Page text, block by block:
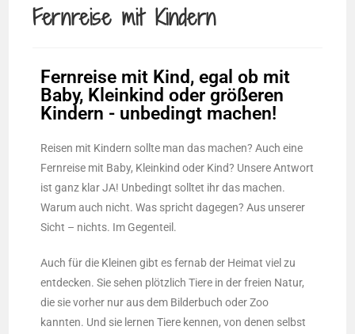
Fernreise mit Kindern
Fernreise mit Kind, egal ob mit
Baby, Kleinkind oder größeren
Kindern - unbedingt machen!
Reisen mit Kindern sollte man das machen? Auch eine
Fernreise mit Baby, Kleinkind oder Kind? Unsere Antwort
ist ganz klar JA! Unbedingt solltet ihr das machen.
Warum auch nicht. Was spricht dagegen? Aus unserer
Sicht – nichts. Im Gegenteil.
Auch für die Kleinen gibt es fernab der Heimat viel zu
entdecken. Sie sehen plötzlich Tiere in der freien Natur,
die sie vorher nur aus dem Bilderbuch oder Zoo
kannten. Und sie lernen Tiere kennen, von denen selbst